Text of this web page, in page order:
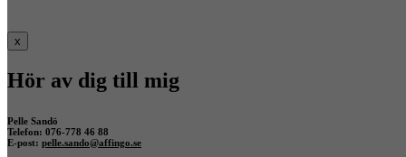
x
Hör av dig till mig
Pelle Sandö
Telefon: 076-778 46 88
E-post: pelle.sando@affingo.se